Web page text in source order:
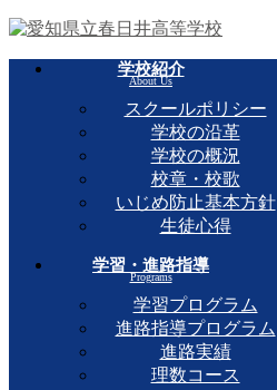
学校紹介
About Us
スクールポリシー
学校の沿革
学校の概況
校章・校歌
いじめ防止基本方針
生徒心得
学習・進路指導
Programs
学習プログラム
進路指導プログラム
進路実績
理数コース